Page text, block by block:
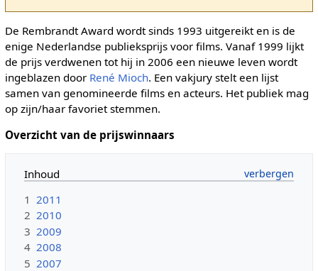
De Rembrandt Award wordt sinds 1993 uitgereikt en is de
enige Nederlandse publieksprijs voor films. Vanaf 1999 lijkt
de prijs verdwenen tot hij in 2006 een nieuwe leven wordt
ingeblazen door René Mioch. Een vakjury stelt een lijst
samen van genomineerde films en acteurs. Het publiek mag
op zijn/haar favoriet stemmen.
Overzicht van de prijswinnaars
Inhoud
1 2011
2 2010
3 2009
4 2008
5 2007